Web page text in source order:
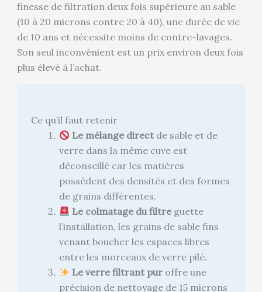
finesse de filtration deux fois supérieure au sable
(10 à 20 microns contre 20 à 40), une durée de vie
de 10 ans et nécessite moins de contre-lavages.
Son seul inconvénient est un prix environ deux fois
plus élevé à l’achat.
Ce qu’il faut retenir
Le mélange directde sable et de
verre dans la même cuve est
déconseillé car les matières
possèdent des densités et des formes
de grains différentes.
Le colmatage du filtreguette
l’installation, les grains de sable fins
venant boucher les espaces libres
entre les morceaux de verre pilé.
Le verre filtrant puroffre une
précision de nettoyage de 15 microns